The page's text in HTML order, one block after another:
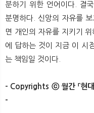
분하기 위한 언어이다. 결
분명하다. 신앙의 자유를
면 개인의 자유를 지키기
에 답하는 것이 지금 이 시
는 책임일 것이다.
- Copyrights ⓒ 월간 「현대
-